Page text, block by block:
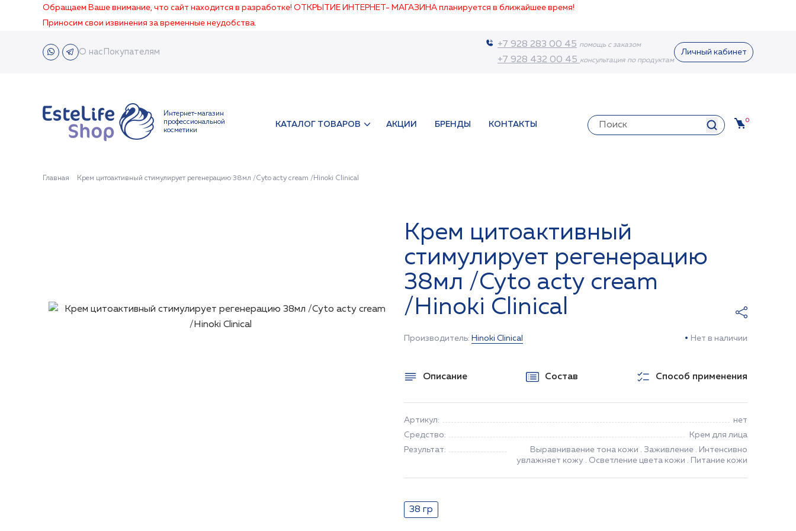
Обращаем Ваше внимание, что сайт находится в разработке! ОТКРЫТИЕ ИНТЕРНЕТ- МАГАЗИНА планируется в ближайшее время!
Приносим свои извинения за временные неудобства.
О нас Покупателям
+7 928 283 00 45 помощь с заказом
+7 928 432 00 45 консультация по продуктам
Личный кабинет
Интернет-магазин
профессиональной
косметики
КАТАЛОГ ТОВАРОВ АКЦИИ БРЕНДЫ КОНТАКТЫ 0
Главная Крем цитоактивный стимулирует регенерацию 38мл /Cyto acty cream /Hinoki Clinical
Крем цитоактивный
стимулирует регенерацию
38мл /Cyto acty cream
/Hinoki Clinical
Производитель: Hinoki Clinical Нет в наличии
Описание Состав Способ применения
Артикул:
нет
Средство:
Крем для лица
Результат:
Выравниваение тона кожи . Заживление . Интенсивно
увлажняет кожу . Осветление цвета кожи . Питание кожи
38 гр